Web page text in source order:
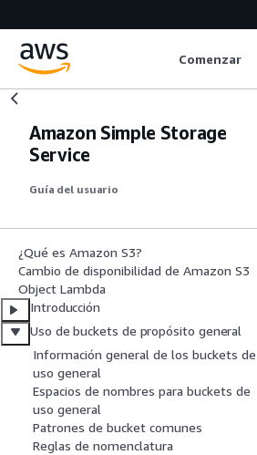
Comenzar
Amazon Simple Storage
Service
Guía del usuario
¿Qué es Amazon S3?
Cambio de disponibilidad de Amazon S3
Object Lambda
Introducción
Uso de buckets de propósito general
Información general de los buckets de
uso general
Espacios de nombres para buckets de
uso general
Patrones de bucket comunes
Reglas de nomenclatura